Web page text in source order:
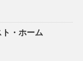
・ホーム